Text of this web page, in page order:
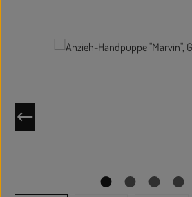
Bildergalerie überspringen